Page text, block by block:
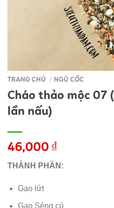
TRANG CHỦ / NGŨ CỐC
Cháo thảo mộc 07
lần nấu)
46,000 ₫
THÀNH PHẦN:
Gạo lứt
Gạo Séng cù